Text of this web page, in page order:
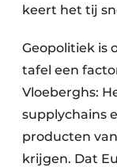
keert het tij
Geopolitiek is
tafel een
Vloeberghs:
supplychains
producten
krijgen. Dat